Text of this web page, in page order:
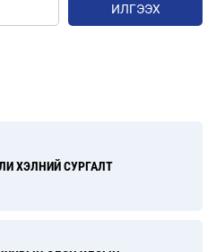
ИЛГЭЭХ
ХЭЛНИЙ СУРГАЛТ